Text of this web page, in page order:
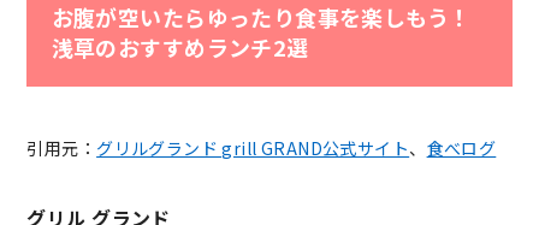
お腹が空いたらゆったり食事を楽しもう！
浅草のおすすめランチ2選
引用元： グリルグランド grill GRAND公式サイト、 食べログ
グリル グランド